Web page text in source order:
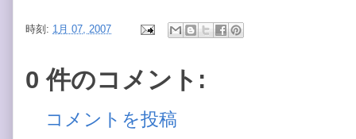
時刻: 1月 07, 2007
0 件のコメント:
コメントを投稿